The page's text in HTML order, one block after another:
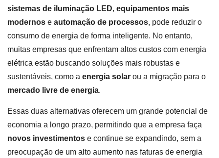
sistemas de iluminação LED, equipamentos mais
modernos e automação de processos, pode reduzir o
consumo de energia de forma inteligente. No entanto,
muitas empresas que enfrentam altos custos com energia
elétrica estão buscando soluções mais robustas e
sustentáveis, como a energia solar ou a migração para o
mercado livre de energia.
Essas duas alternativas oferecem um grande potencial de
economia a longo prazo, permitindo que a empresa faça
novos investimentos e continue se expandindo, sem a
preocupação de um alto aumento nas faturas de energia